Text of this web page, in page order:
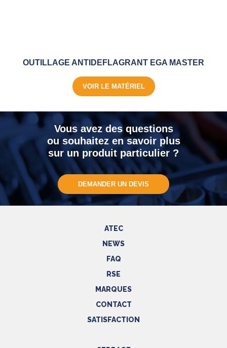
OUTILLAGE ANTIDEFLAGRANT EGA MASTER
VOIR LE MATÉRIEL
Vous avez des questions
ou souhaitez en savoir plus
sur un produit particulier ?
DEMANDER UN DEVIS
ATEC
NEWS
FAQ
RSE
MARQUES
CONTACT
SATISFACTION